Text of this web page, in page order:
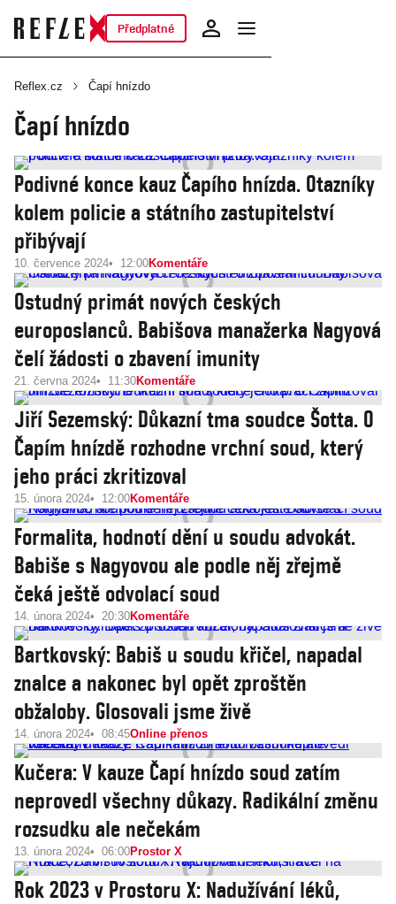
Předplatné
Reflex.cz Čapí hnízdo
Čapí hnízdo
Podivné konce kauz Čapího hnízda. Otazníky
kolem policie a státního zastupitelství
přibývají
10. července 2024 12:00Komentáře
Ostudný primát nových českých
europoslanců. Babišova manažerka Nagyová
čelí žádosti o zbavení imunity
21. června 2024 11:30Komentáře
Jiří Sezemský: Důkazní tma soudce Šotta. O
Čapím hnízdě rozhodne vrchní soud, který
jeho práci zkritizoval
15. února 2024 12:00Komentáře
Formalita, hodnotí dění u soudu advokát.
Babiše s Nagyovou ale podle něj zřejmě
čeká ještě odvolací soud
14. února 2024 20:30Komentáře
Bartkovský: Babiš u soudu křičel, napadal
znalce a nakonec byl opět zproštěn
obžaloby. Glosovali jsme živě
14. února 2024 08:45Online přenos
Kučera: V kauze Čapí hnízdo soud zatím
neprovedl všechny důkazy. Radikální změnu
rozsudku ale nečekám
13. února 2024 06:00Prostor X
Rok 2023 v Prostoru X: Nadužívání léků,